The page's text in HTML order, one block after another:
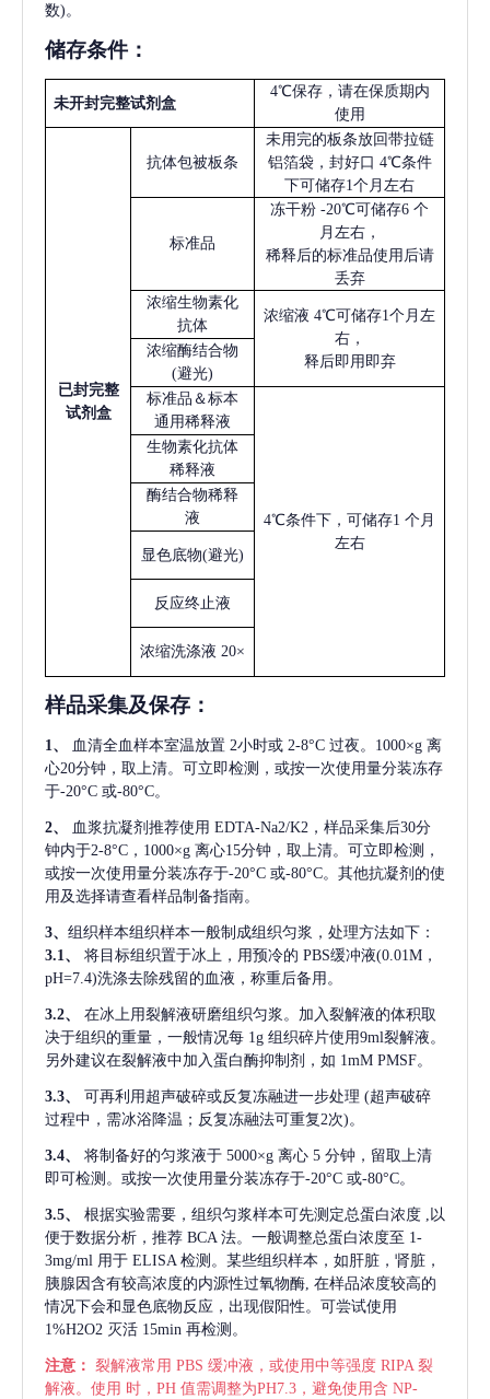
数)。
储存条件：
未开封完整试剂盒
4℃保存，请在保质期内
使用
已封完整
试剂盒
抗体包被板条
未用完的板条放回带拉链
铝箔袋，封好口 4℃条件
下可储存1个月左右
标准品
冻干粉 -20℃可储存6 个
月左右，
稀释后的标准品使用后请
丢弃
浓缩生物素化
抗体
浓缩液 4℃可储存1个月左
右，
释后即用即弃
浓缩酶结合物
(避光)
标准品＆标本
通用稀释液
4℃条件下，可储存1 个月
左右
生物素化抗体
稀释液
酶结合物稀释
液
显色底物(避光)
反应终止液
浓缩洗涤液 20×
样品采集及保存 ：
1、 血清全血样本室温放置 2小时或 2-8°C 过夜。1000×g 离
心20分钟，取上清。可立即检测，或按一次使用量分装冻存
于-20°C 或-80°C。
2、 血浆抗凝剂推荐使用 EDTA-Na2/K2，样品采集后30分
钟内于2-8°C，1000×g 离心15分钟，取上清。可立即检测，
或按一次使用量分装冻存于-20°C 或-80°C。其他抗凝剂的使
用及选择请查看样品制备指南。
3、 组织样本组织样本一般制成组织匀浆，处理方法如下：
3.1、
将目标组织置于冰上，用预冷的 PBS缓冲液(0.01M，
pH=7.4)洗涤去除残留的血液，称重后备用。
3.2、
在冰上用裂解液研磨组织匀浆。加入裂解液的体积取
决于组织的重量，一般情况每 1g 组织碎片使用9ml裂解液。
另外建议在裂解液中加入蛋白酶抑制剂，如 1mM PMSF。
3.3、 可再利用超声破碎或反复冻融进一步处理 (超声破碎
过程中，需冰浴降温；反复冻融法可重复2次)。
3.4、 将制备好的匀浆液于 5000×g 离心 5 分钟，留取上清
即可检测。或按一次使用量分装冻存于-20°C 或-80°C。
3.5、 根据实验需要，组织匀浆样本可先测定总蛋白浓度 ,以
便于数据分析，推荐 BCA 法。一般调整总蛋白浓度至 1-
3mg/ml 用于 ELISA 检测。某些组织样本，如肝脏，肾脏，
胰腺因含有较高浓度的内源性过氧物酶, 在样品浓度较高的
情况下会和显色底物反应，出现假阳性。可尝试使用
1%H2O2 灭活 15min 再检测。
注意： 裂解液常用 PBS 缓冲液，或使用中等强度 RIPA 裂
解液。使用 时，PH 值需调整为PH7.3，避免使用含 NP-